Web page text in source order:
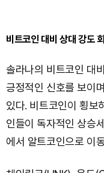
비트코인 대비 상대 강도
솔라나의 비트코인 대
긍정적인 신호를 보이
있다. 비트코인이 횡보
인들이 독자적인 상승
에서 알트코인으로 이